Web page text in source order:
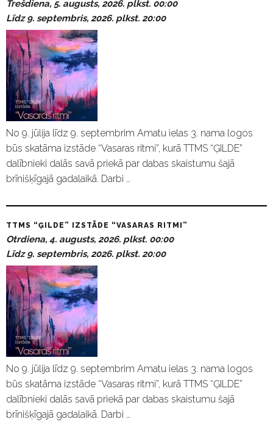
Trešdiena, 5. augusts, 2026. plkst. 00:00
Līdz 9. septembris, 2026. plkst. 20:00
No 9. jūlija līdz 9. septembrim Amatu ielas 3. nama logos
būs skatāma izstāde “Vasaras ritmi”, kurā TTMS “ĢILDE”
dalībnieki dalās savā priekā par dabas skaistumu šajā
brīnišķīgajā gadalaikā. Darbi …
TTMS “ĢILDE” IZSTĀDE “VASARAS RITMI”
Otrdiena, 4. augusts, 2026. plkst. 00:00
Līdz 9. septembris, 2026. plkst. 20:00
No 9. jūlija līdz 9. septembrim Amatu ielas 3. nama logos
būs skatāma izstāde “Vasaras ritmi”, kurā TTMS “ĢILDE”
dalībnieki dalās savā priekā par dabas skaistumu šajā
brīnišķīgajā gadalaikā. Darbi …